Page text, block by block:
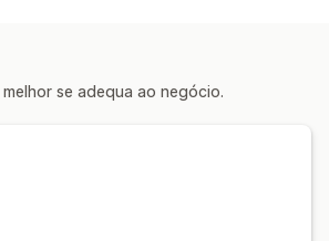
prioritário
se adequa ao negócio.